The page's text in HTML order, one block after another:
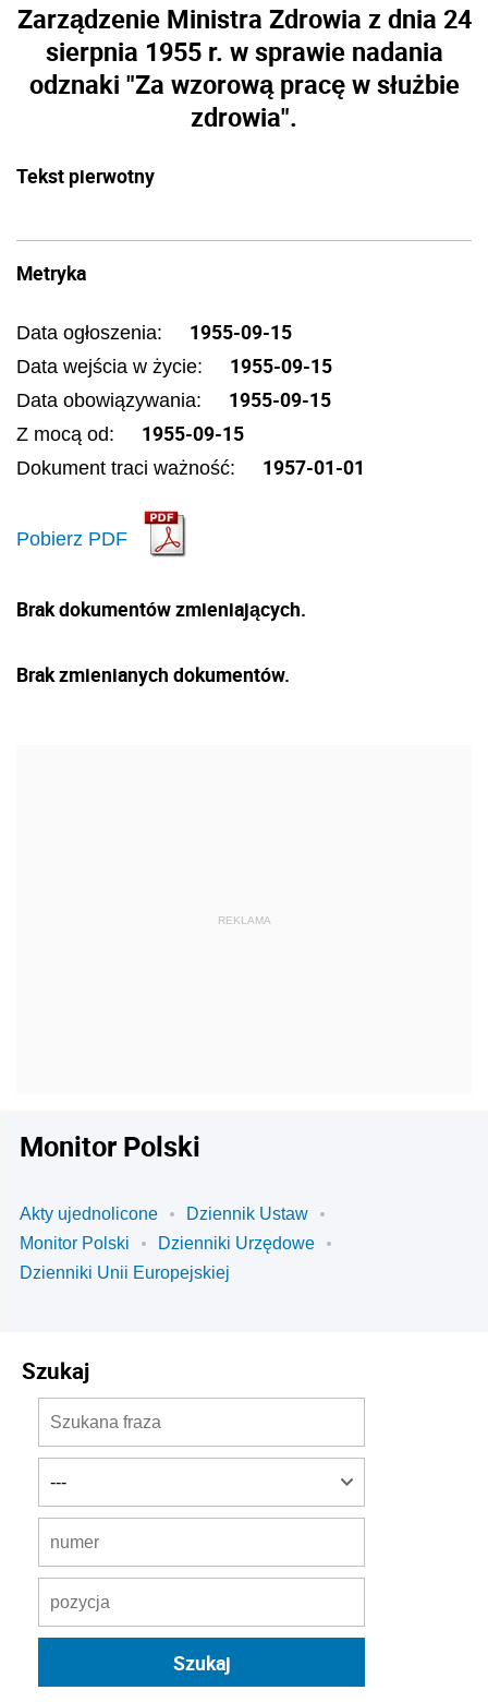
Zarządzenie Ministra Zdrowia z dnia 24
sierpnia 1955 r. w sprawie nadania
odznaki "Za wzorową pracę w służbie
zdrowia".
Tekst pierwotny
Metryka
Data ogłoszenia: 1955-09-15
Data wejścia w życie: 1955-09-15
Data obowiązywania: 1955-09-15
Z mocą od: 1955-09-15
Dokument traci ważność: 1957-01-01
Pobierz PDF
Brak dokumentów zmieniających.
Brak zmienianych dokumentów.
Monitor Polski
Akty ujednolicone
Dziennik Ustaw
Monitor Polski
Dzienniki Urzędowe
Dzienniki Unii Europejskiej
Szukaj